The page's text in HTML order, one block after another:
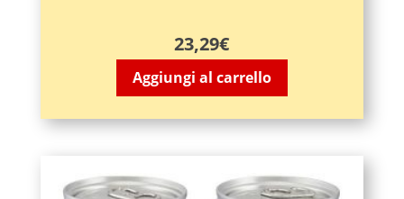
23,29€
Aggiungi al carrello